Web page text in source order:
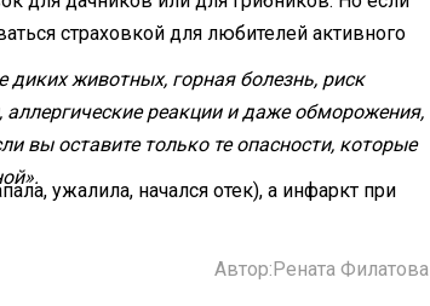
страховкой для любителей активного
диких животных, горная болезнь, риск
аллергические реакции и даже обморожения,
вы оставите только те опасности, которые
ужалила, начался отек), а инфаркт при
Автор: Рената Филатова